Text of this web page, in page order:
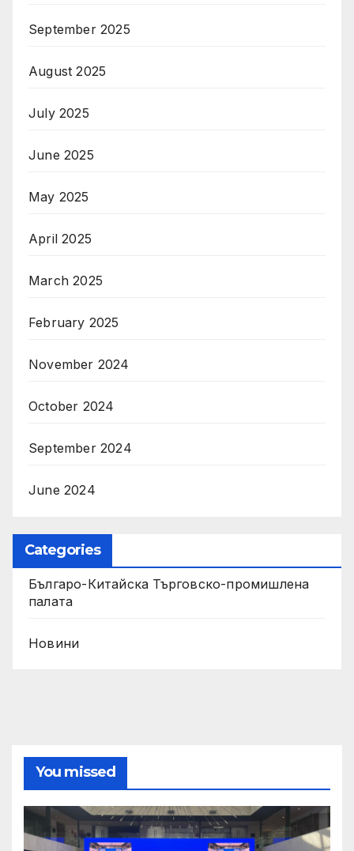
September 2025
August 2025
July 2025
June 2025
May 2025
April 2025
March 2025
February 2025
November 2024
October 2024
September 2024
June 2024
Categories
Българо-Китайска Търговско-промишлена
палaта
Новини
You missed